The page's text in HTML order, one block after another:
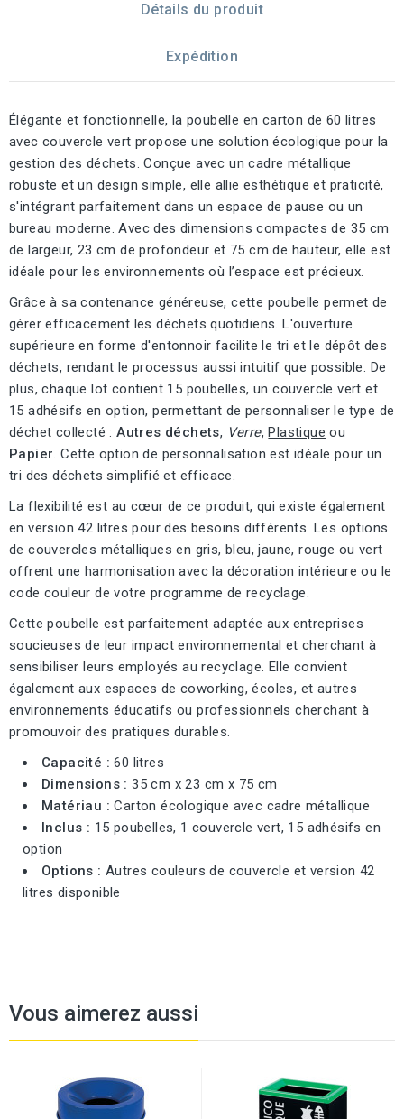
Détails du produit
Expédition
Élégante et fonctionnelle, la poubelle en carton de 60 litres
avec couvercle vert propose une solution écologique pour la
gestion des déchets. Conçue avec un cadre métallique
robuste et un design simple, elle allie esthétique et praticité,
s'intégrant parfaitement dans un espace de pause ou un
bureau moderne. Avec des dimensions compactes de 35 cm
de largeur, 23 cm de profondeur et 75 cm de hauteur, elle est
idéale pour les environnements où l’espace est précieux.
Grâce à sa contenance généreuse, cette poubelle permet de
gérer efficacement les déchets quotidiens. L'ouverture
supérieure en forme d'entonnoir facilite le tri et le dépôt des
déchets, rendant le processus aussi intuitif que possible. De
plus, chaque lot contient 15 poubelles, un couvercle vert et
15 adhésifs en option, permettant de personnaliser le type de
déchet collecté :Autres déchets, Verre, Plastique ou
Papier. Cette option de personnalisation est idéale pour un
tri des déchets simplifié et efficace.
La flexibilité est au cœur de ce produit, qui existe également
en version 42 litres pour des besoins différents. Les options
de couvercles métalliques en gris, bleu, jaune, rouge ou vert
offrent une harmonisation avec la décoration intérieure ou le
code couleur de votre programme de recyclage.
Cette poubelle est parfaitement adaptée aux entreprises
soucieuses de leur impact environnemental et cherchant à
sensibiliser leurs employés au recyclage. Elle convient
également aux espaces de coworking, écoles, et autres
environnements éducatifs ou professionnels cherchant à
promouvoir des pratiques durables.
Capacité :60 litres
Dimensions :35 cm x 23 cm x 75 cm
Matériau :Carton écologique avec cadre métallique
Inclus : 15 poubelles, 1 couvercle vert, 15 adhésifs en
option
Options : Autres couleurs de couvercle et version 42
litres disponible
Vous aimerez aussi